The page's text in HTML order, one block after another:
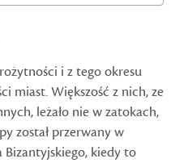
i z tego okresu
miast. Większość z nich, ze
leżało nie w zatokach,
został przerwany w
Bizantyjskiego, kiedy to